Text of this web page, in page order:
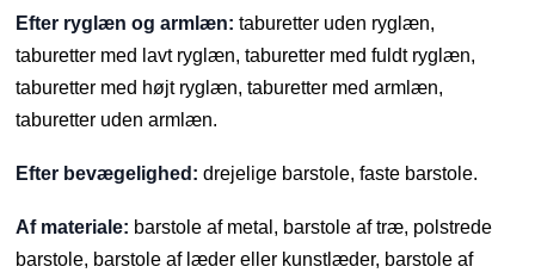
Efter ryglæn og armlæn: taburetter uden ryglæn,
taburetter med lavt ryglæn, taburetter med fuldt ryglæn,
taburetter med højt ryglæn, taburetter med armlæn,
taburetter uden armlæn.
Efter bevægelighed: drejelige barstole, faste barstole.
Af materiale: barstole af metal, barstole af træ, polstrede
barstole, barstole af læder eller kunstlæder, barstole af